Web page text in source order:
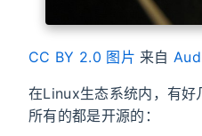
CC BY 2.0 图片 来自
在Linux生态系统内，有好
所有的都是开源的：